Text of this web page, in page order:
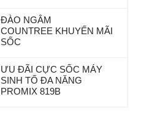
ĐÀO NGÂM
COUNTREE KHUYẾN MÃI
SỐC
ƯU ĐÃI CỰC SỐC MÁY
SINH TỐ ĐA NĂNG
PROMIX 819B